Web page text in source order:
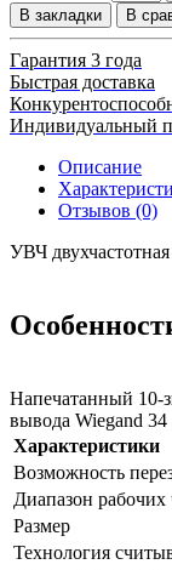
В закладки
В
Гарантия 3 года
Быстрая доставка
Индивидуальный
Описание
Отзывов (0)
УВЧ
Напечатанный 10-
вывода Wiegand 34
Характеристики
Возможность
Диапазон рабочих
Размер
Технология